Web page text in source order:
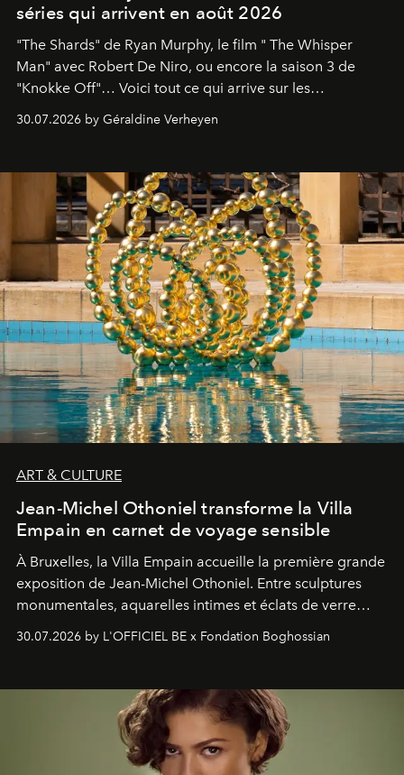
séries qui arrivent en août 2026
"The Shards" de Ryan Murphy, le film " The Whisper
Man" avec Robert De Niro, ou encore la saison 3 de
"Knokke Off"… Voici tout ce qui arrive sur les
plateformes de streaming en août 2026.
30.07.2026 by Géraldine Verheyen
ART & CULTURE
Jean-Michel Othoniel transforme la Villa
Empain en carnet de voyage sensible
À Bruxelles, la Villa Empain accueille la première grande
exposition de Jean-Michel Othoniel. Entre sculptures
monumentales, aquarelles intimes et éclats de verre
soufflé, l’artiste français compose un itinéraire
émotionnel où chaque œuvre devient le souvenir
émerveillement.
30.07.2026 by L'OFFICIEL BE x Fondation Boghossian